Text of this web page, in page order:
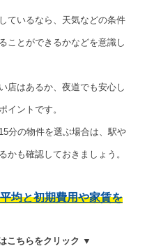
ているなら、天気などの条件
ことができるかなどを意識し
店はあるか、夜道でも安心し
イントです。
分の物件を選ぶ場合は、駅や
かも確認しておきましょう。
均と初期費用や家賃を
こちらをクリック ▼